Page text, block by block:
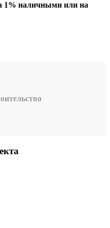
1% наличными или на